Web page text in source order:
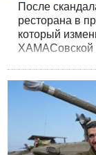
После
ресторана в
который
ХАМАСовской